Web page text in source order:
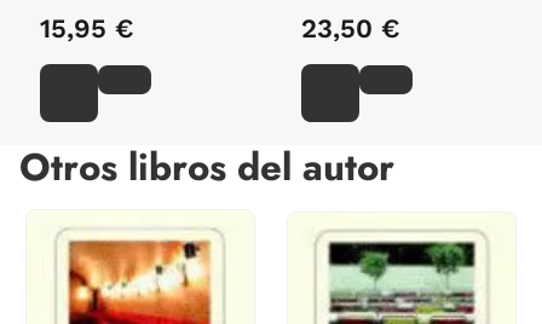
15,95 € 23,50 €
Otros libros del autor